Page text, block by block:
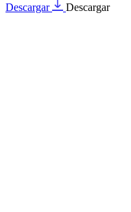
Descargar
Descargar